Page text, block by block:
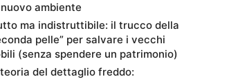
ambiente
ma indistruttibile: il trucco della
pelle” per salvare i vecchi
(senza spendere un patrimonio)
del dettaglio freddo: